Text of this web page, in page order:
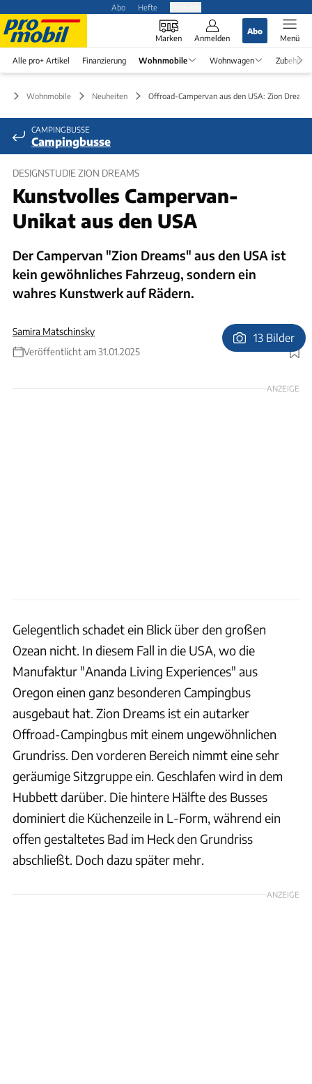
Abo Hefte
Marken Anmelden
Abo
Menü
Alle pro+ Artikel Finanzierung Wohnmobile Wohnwagen Zubehör
Wohnmobile Neuheiten Offroad-Campervan aus den USA: Zion Dreams
CAMPINGBUSSE
Campingbusse
DESIGNSTUDIE ZION DREAMS
Kunstvolles Campervan-
Unikat aus den USA
Der Campervan "Zion Dreams" aus den USA ist
kein gewöhnliches Fahrzeug, sondern ein
wahres Kunstwerk auf Rädern.
Samira Matschinsky
Veröffentlicht am 31.01.2025
Foto: Ananda Living Experiences and James Davies via GettyImages (Collage)
13 Bilder
ANZEIGE
Gelegentlich schadet ein Blick über den großen
Ozean nicht. In diesem Fall in die USA, wo die
Manufaktur "Ananda Living Experiences" aus
Oregon einen ganz besonderen Campingbus
ausgebaut hat. Zion Dreams ist ein autarker
Offroad-Campingbus mit einem ungewöhnlichen
Grundriss. Den vorderen Bereich nimmt eine sehr
geräumige Sitzgruppe ein. Geschlafen wird in dem
Hubbett darüber. Die hintere Hälfte des Busses
dominiert die Küchenzeile in L-Form, während ein
offen gestaltetes Bad im Heck den Grundriss
abschließt. Doch dazu später mehr.
ANZEIGE